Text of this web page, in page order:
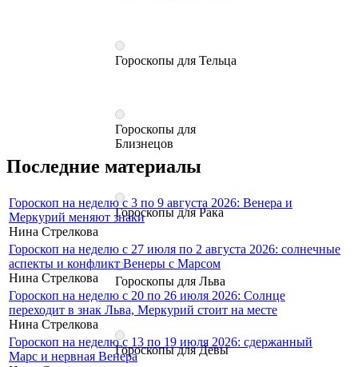
Гороскопы для Тельца
Гороскопы для
Близнецов
Гороскопы для Рака
Гороскопы для Льва
Гороскопы для Девы
Последние материалы
Гороскоп на неделю с 3 по 9 августа 2026: Венера и
Меркурий меняют знаки
Нина Стрелкова
Гороскоп на неделю с 27 июля по 2 августа 2026: солнечные
аспекты и конфликт Венеры с Марсом
Нина Стрелкова
Гороскоп на неделю с 20 по 26 июля 2026: Солнце
переходит в знак Льва, Меркурий стоит на месте
Нина Стрелкова
Гороскоп на неделю с 13 по 19 июля 2026: сдержанный
Марс и нервная Венера